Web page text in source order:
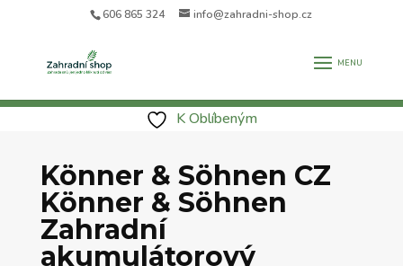
606 865 324 info@zahradni-shop.cz
K Oblíbeným
Könner & Söhnen CZ
Könner & Söhnen
Zahradní
akumulátorový